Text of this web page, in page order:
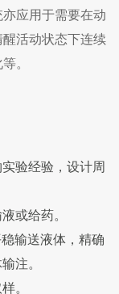
应用于需要在动
活动状态下连续
。
验经验，设计周
或给药。
输送液体，精确
注。
。